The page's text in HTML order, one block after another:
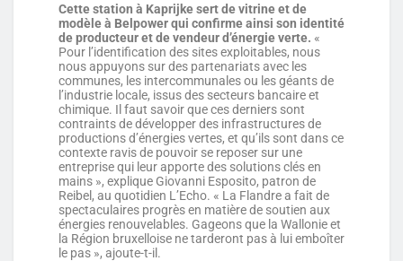
Cette station à Kaprijke sert de vitrine et de
modèle à Belpower qui confirme ainsi son identité
de producteur et de vendeur d’énergie verte. «
Pour l’identification des sites exploitables, nous
nous appuyons sur des partenariats avec les
communes, les intercommunales ou les géants de
l’industrie locale, issus des secteurs bancaire et
chimique. Il faut savoir que ces derniers sont
contraints de développer des infrastructures de
productions d’énergies vertes, et qu’ils sont dans ce
contexte ravis de pouvoir se reposer sur une
entreprise qui leur apporte des solutions clés en
mains », explique Giovanni Esposito, patron de
Reibel, au quotidien L’Echo. « La Flandre a fait de
spectaculaires progrès en matière de soutien aux
énergies renouvelables. Gageons que la Wallonie et
la Région bruxelloise ne tarderont pas à lui emboîter
le pas », ajoute-t-il.